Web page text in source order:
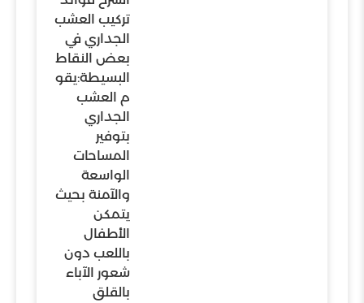
تركيب العشب
الجداري في
بعض النقاط
البسيطة:يقو
م العشب
الجداري
بتوفير
المساحات
الواسعة
والآمنة بحيث
يتمكن
الأطفال
باللعب دون
شعور الآباء
بالقلق